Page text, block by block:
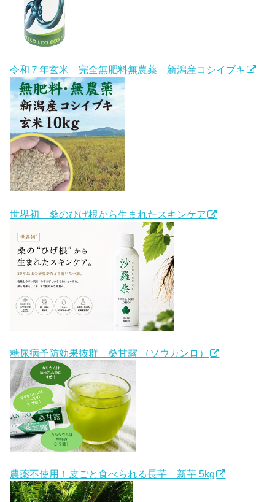
令和７年玄米 完全無肥料無農薬 新潟産コシイブキ
世界初 桑のひげ根から生まれたスキンケア
糖尿病予防効果抜群 桑甘露 （ソウカンロ）
農薬不使用！皮ごと食べられる長芋 新芋 5kg